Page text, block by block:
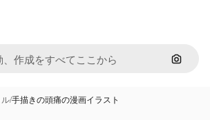
画像で
/手描きの頭痛の漫画イラスト